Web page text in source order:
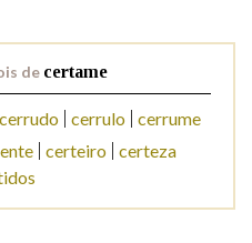
de certame
cerrudo cerrulo cerrume
certeiro
certeza